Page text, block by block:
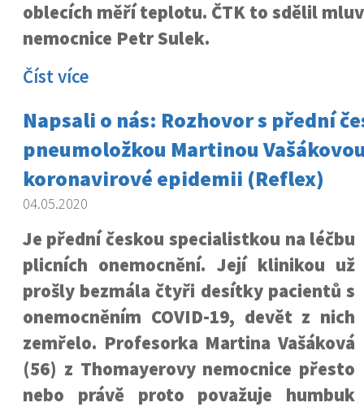
oblecích měří teplotu. ČTK to sdělil
nemocnice Petr Sulek.
Číst více
Napsali o nás: Rozhovor s přední
pneumoložkou Martinou
koronavirové epidemii (Reflex)
04.05.2020
Je přední českou specialistkou na léčbu
plicních onemocnění. Její klinikou už
prošly bezmála čtyři desítky pacientů s
onemocněním COVID-19, devět z nich
zemřelo. Profesorka Martina Vašáková
(56) z Thomayerovy nemocnice přesto
nebo právě proto považuje humbuk